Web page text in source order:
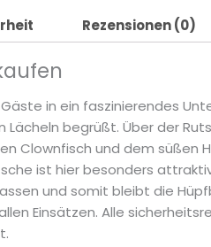
Rezensionen (0)
in ein faszinierendes
begrüßt. Über der
Clownfisch und dem süßen
ist hier besonders
und somit bleibt die
Einsätzen. Alle